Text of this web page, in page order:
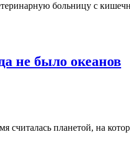
больницу с
не было океанов
считалась планетой, на